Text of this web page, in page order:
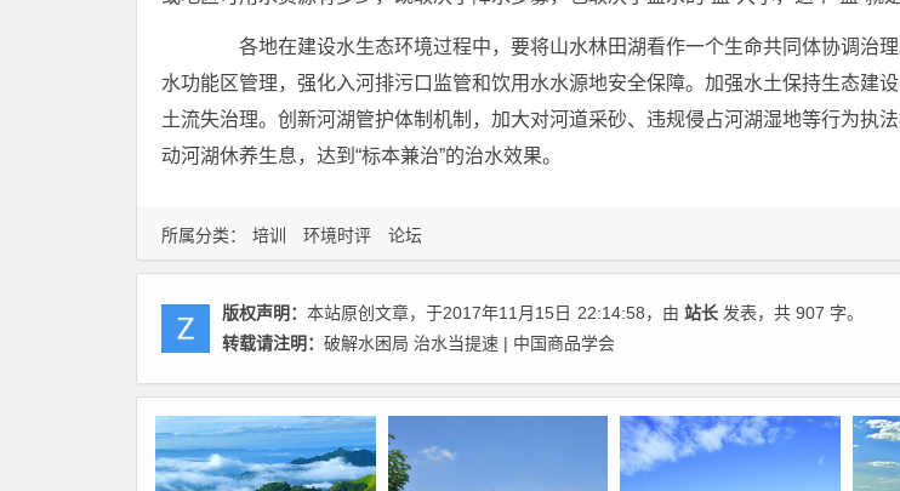
所属分类： 培训 环境时评 论坛
各地在建设水生态环境过程中，要将山水林田湖看作一个生命共同体协调治理
水功能区管理，强化入河排污口监管和饮用水水源地安全保障。加强水土保持生态建
土流失治理。创新河湖管护体制机制，加大对河道采砂、违规侵占河湖湿地等行为执
动河湖休养生息，达到“标本兼治”的治水效果。
版权声明： 本站原创文章，于2017年11月15日 22:14:58，由 站长 发表，共 907 字。
转载请注明： 破解水困局 治水当提速 | 中国商品学会